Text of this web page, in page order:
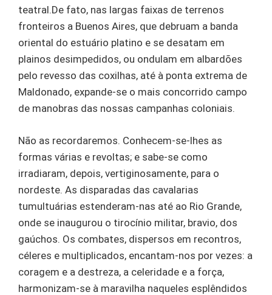
teatral.De fato, nas largas faixas de terrenos
fronteiros a Buenos Aires, que debruam a banda
oriental do estuário platino e se desatam em
plainos desimpedidos, ou ondulam em albardões
pelo revesso das coxilhas, até à ponta extrema de
Maldonado, expande-se o mais concorrido campo
de manobras das nossas campanhas coloniais.
Não as recordaremos. Conhecem-se-lhes as
formas várias e revoltas; e sabe-se como
irradiaram, depois, vertiginosamente, para o
nordeste. As disparadas das cavalarias
tumultuárias estenderam-nas até ao Rio Grande,
onde se inaugurou o tirocínio militar, bravio, dos
gaúchos. Os combates, dispersos em recontros,
céleres e multiplicados, encantam-nos por vezes: a
coragem e a destreza, a celeridade e a força,
harmonizam-se à maravilha naqueles esplêndidos